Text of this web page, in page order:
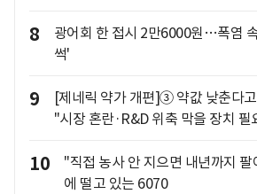
8
광어회 한 접시 2만6000원…폭염
썩'
9
[제네릭 약가 개편]③ 약값 낮춘다
"시장 혼란·R&D 위축 막을 장치 필
10
"직접 농사 안 지으면 내년까지
에 떨고 있는 6070